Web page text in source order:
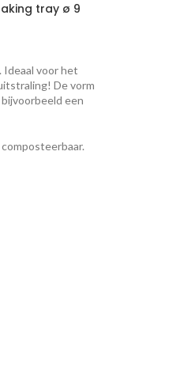
tray ø 9
Ideaal voor het
De vorm
een